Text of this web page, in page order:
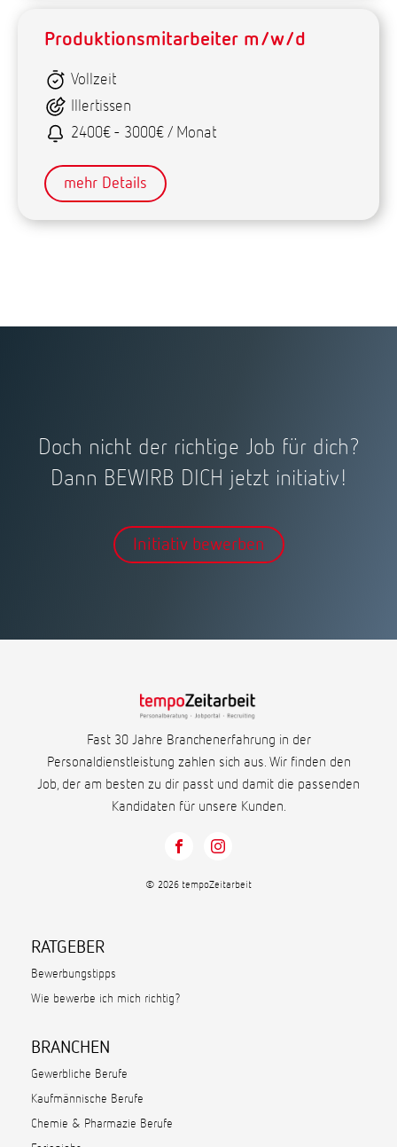
Produktionsmitarbeiter m/w/d
Vollzeit
Illertissen
2400€ - 3000€ / Monat
mehr Details
Doch nicht der richtige Job für dich?
Dann BEWIRB DICH jetzt initiativ!
Initiativ bewerben
Fast 30 Jahre Branchenerfahrung in der
Personaldienstleistung zahlen sich aus. Wir finden den
Job, der am besten zu dir passt und damit die passenden
Kandidaten für unsere Kunden.
© 2026 tempoZeitarbeit
RATGEBER
Bewerbungstipps
Wie bewerbe ich mich richtig?
BRANCHEN
Gewerbliche Berufe
Kaufmännische Berufe
Chemie & Pharmazie Berufe